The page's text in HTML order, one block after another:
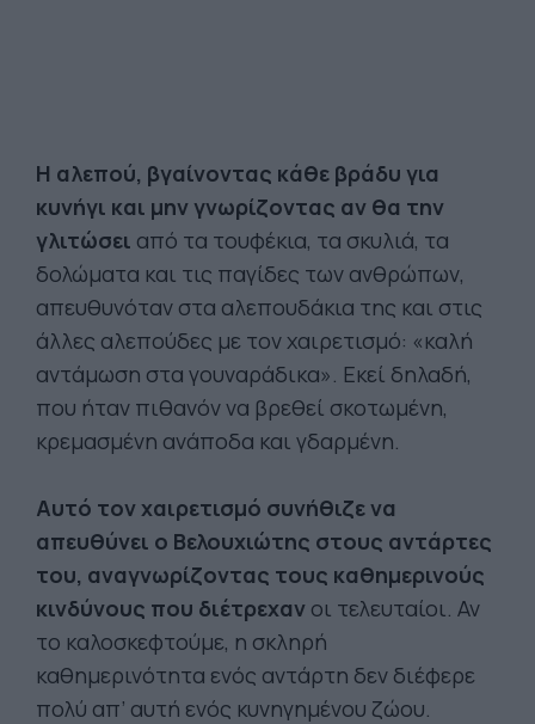
Η αλεπού, βγαίνοντας κάθε βράδυ για
κυνήγι και μην γνωρίζοντας αν θα την
γλιτώσει από τα τουφέκια, τα σκυλιά, τα
δολώματα και τις παγίδες των ανθρώπων,
απευθυνόταν στα αλεπουδάκια της και στις
άλλες αλεπούδες με τον χαιρετισμό: «καλή
αντάμωση στα γουναράδικα». Εκεί δηλαδή,
που ήταν πιθανόν να βρεθεί σκοτωμένη,
κρεμασμένη ανάποδα και γδαρμένη.
Αυτό τον χαιρετισμό συνήθιζε να
απευθύνει ο Βελουχιώτης στους αντάρτες
του, αναγνωρίζοντας τους καθημερινούς
κινδύνους που διέτρεχαν οι τελευταίοι. Αν
το καλοσκεφτούμε, η σκληρή
καθημερινότητα ενός αντάρτη δεν διέφερε
πολύ απ’ αυτή ενός κυνηγημένου ζώου.